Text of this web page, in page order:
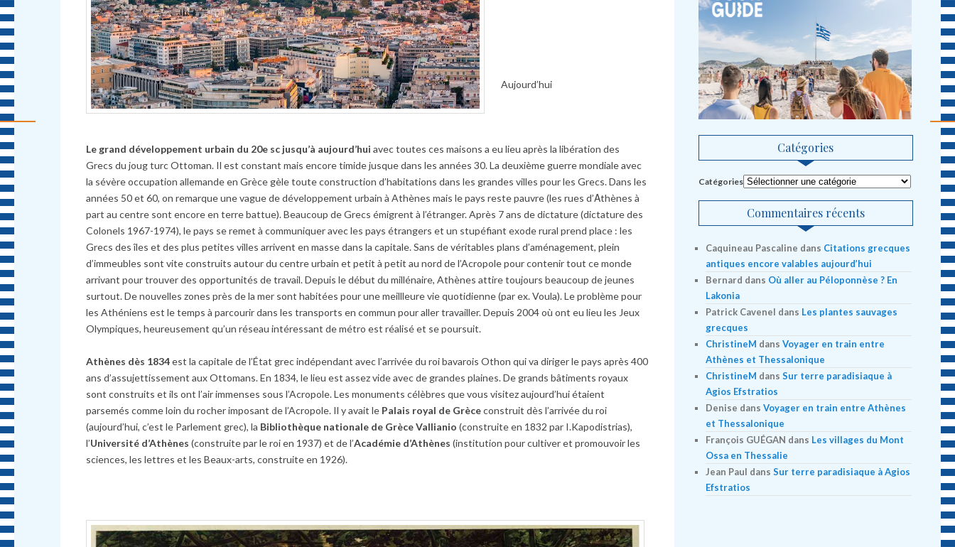
Aujourd’hui
Le grand développement urbain du 20e sc jusqu’à aujourd’huiavec toutes ces maisons a eu lieu après la libération des
Grecs du joug turc Ottoman. Il est constant mais encore timide jusque dans les années 30. La deuxième guerre mondiale avec
la sévère occupation allemande en Grèce gèle toute construction d’habitations dans les grandes villes pour les Grecs. Dans les
années 50 et 60, on remarque une vague de développement urbain à Athènes mais le pays reste pauvre (les rues d’Αthènes à
part au centre sont encore en terre battue). Beaucoup de Grecs émigrent à l’étranger. Après 7 ans de dictature (dictature des
Colonels 1967-1974), le pays se remet à communiquer avec les pays étrangers et un stupéfiant exode rural prend place : les
Grecs des îles et des plus petites villes arrivent en masse dans la capitale. Sans de véritables plans d’aménagement, plein
d’immeubles sont vite construits autour du centre urbain et petit à petit au nord de l’Acropole pour contenir tout ce monde
arrivant pour trouver des opportunités de travail. Depuis le début du millénaire, Athènes attire toujours beaucoup de jeunes
surtout. De nouvelles zones près de la mer sont habitées pour une meillleure vie quotidienne (par ex. Voula). Le problème pour
les Athéniens est le temps à parcourir dans les transports en commun pour aller travailler. Depuis 2004 où ont eu lieu les Jeux
Olympiques, heureusement qu’un réseau intéressant de métro est réalisé et se poursuit.
Athènes dès 1834est la capitale de l’État grec indépendant avec l’arrivée du roi bavarois Othon qui va diriger le pays après 400
ans d’assujettissement aux Ottomans. En 1834, le lieu est assez vide avec de grandes plaines. De grands bâtiments royaux
sont construits et ils ont l’air immenses sous l’Acropole. Les monuments célèbres que vous visitez aujourd’hui étaient
parsemés comme loin du rocher imposant de l’Acropole. Il y avait le Palais royal de Grèceconstruit dès l’arrivée du roi
(aujourd’hui, c’est le Parlement grec), la Bibliothèque nationale de Grèce Vallianio (construite en 1832 par I.Kapodistrias),
l’Université d’Athènes (construite par le roi en 1937) et de l’Académie d’Athènes (institution pour cultiver et promouvoir les
sciences, les lettres et les Beaux-arts, construite en 1926).
Catégories
Catégories
Commentaires récents
Caquineau Pascaline dans Citations grecques
antiques encore valables aujourd’hui
Bernard dans Où aller au Péloponnèse ? En
Lakonia
Patrick Cavenel dans Les plantes sauvages
grecques
ChristineM dans Voyager en train entre
Athènes et Thessalonique
ChristineM dans Sur terre paradisiaque à
Agios Efstratios
Denise dans Voyager en train entre Athènes
et Thessalonique
François GUÉGAN dans Les villages du Mont
Ossa en Thessalie
Jean Paul dans Sur terre paradisiaque à Agios
Efstratios